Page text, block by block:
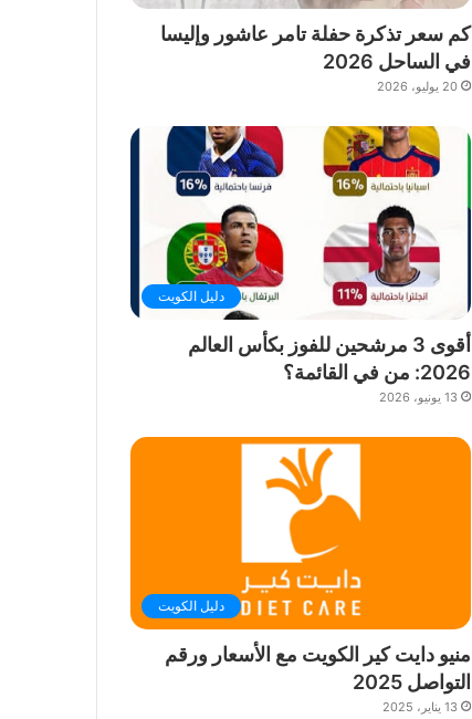
كم سعر تذكرة حفلة تامر عاشور وإليسا
في الساحل 2026
20 يوليو، 2026
دليل الكويت
أقوى 3 مرشحين للفوز بكأس العالم
2026: من في القائمة؟
13 يونيو، 2026
دليل الكويت
منيو دايت كير الكويت مع الأسعار ورقم
التواصل 2025
13 يناير، 2025